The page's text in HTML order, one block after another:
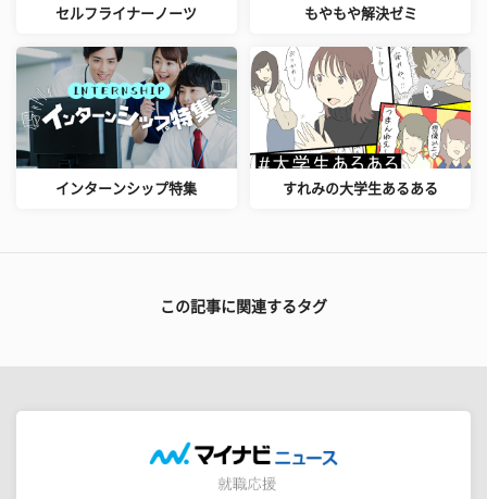
セルフライナーノーツ もやもや解決ゼミ
インターンシップ特集 すれみの大学生あるある
この記事に関連するタグ